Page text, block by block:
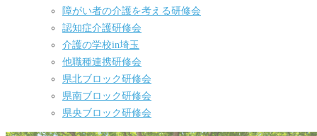
障がい者の介護を考える研修会
認知症介護研修会
介護の学校in埼玉
他職種連携研修会
県北ブロック研修会
県南ブロック研修会
県央ブロック研修会